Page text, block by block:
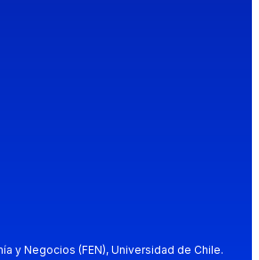
y Negocios (FEN), Universidad de Chile.